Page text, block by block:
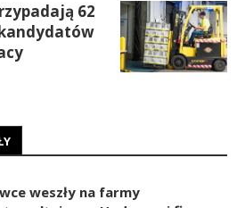
62
weszły na farmy